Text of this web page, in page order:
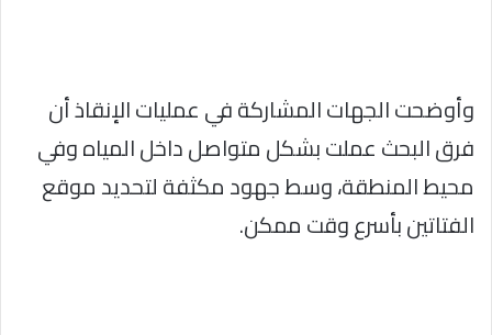
وأوضحت الجهات المشاركة في عمليات الإنقاذ أن
فرق البحث عملت بشكل متواصل داخل المياه وفي
محيط المنطقة، وسط جهود مكثفة لتحديد موقع
الفتاتين بأسرع وقت ممكن.